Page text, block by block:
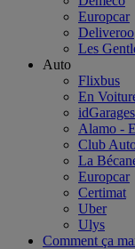
Europcar
Deliveroo
Les
Auto
Flixbus
En
idGarages
Alamo -
Club
La
Europcar
Certimat
Uber
Ulys
Comment ça